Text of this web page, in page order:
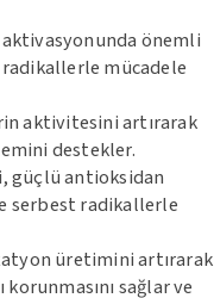
önemli
mücadele
aktivitesini artırarak
destekler.
güçlü antioksidan
serbest radikallerle
üretimini artırarak
sağlar ve